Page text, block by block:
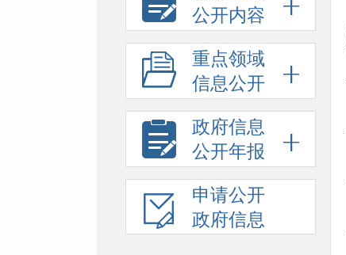
公开内容
重点领域
信息公开
政府信息
公开年报
申请公开
政府信息